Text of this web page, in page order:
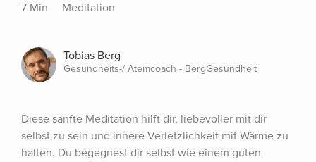
7 Min Meditation
Tobias Berg
Gesundheits-/ Atemcoach - BergGesundheit
Diese sanfte Meditation hilft dir, liebevoller mit dir
selbst zu sein und innere Verletzlichkeit mit Wärme zu
halten. Du begegnest dir selbst wie einem guten